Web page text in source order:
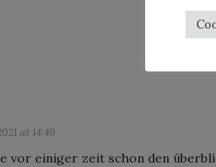
at 14:49
vor einiger zeit schon den